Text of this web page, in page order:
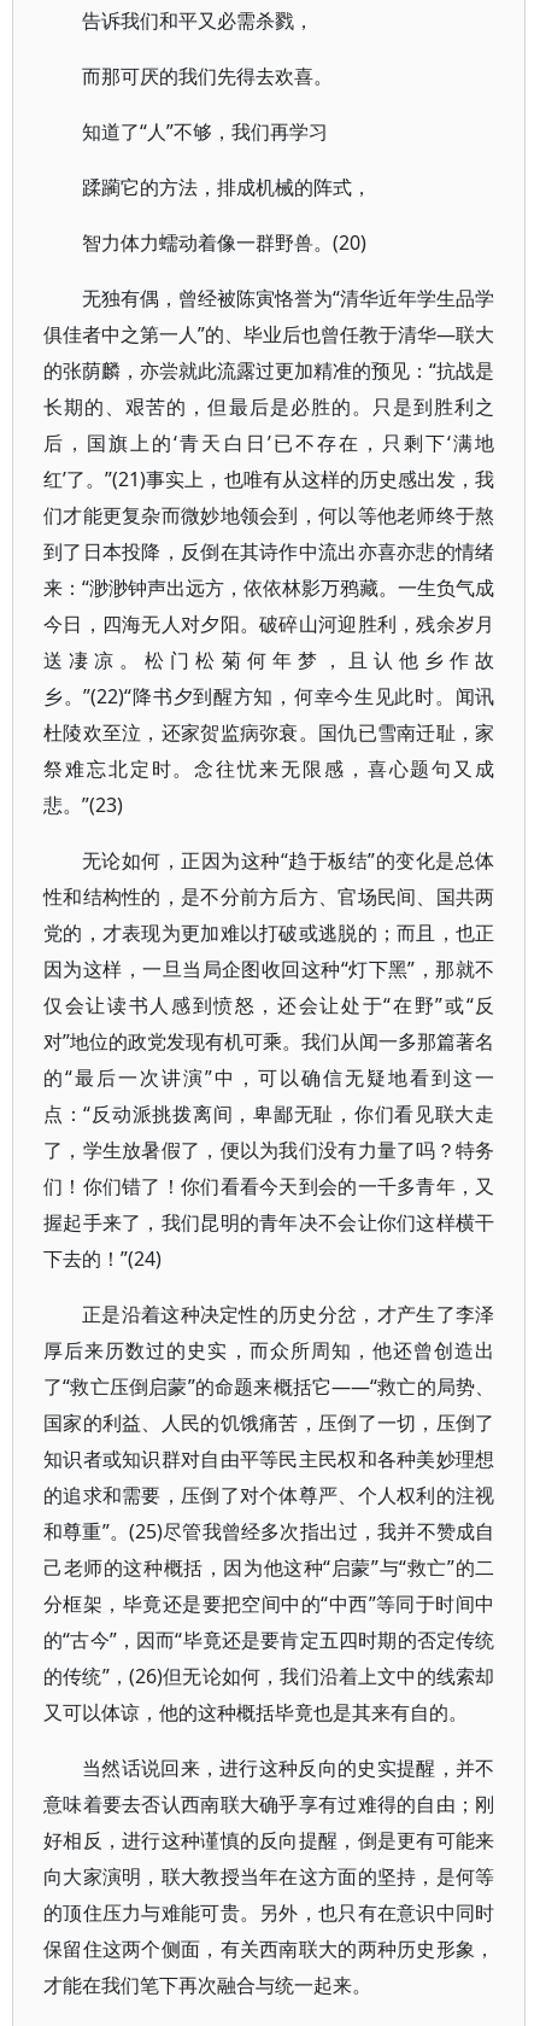
告诉我们和平又必需杀戮，
而那可厌的我们先得去欢喜。
知道了“人”不够，我们再学习
蹂躏它的方法，排成机械的阵式，
智力体力蠕动着像一群野兽。(20)
无独有偶，曾经被陈寅恪誉为“清华近年学生品学
俱佳者中之第一人”的、毕业后也曾任教于清华—联大
的张荫麟，亦尝就此流露过更加精准的预见：“抗战是
长期的、艰苦的，但最后是必胜的。只是到胜利之
后，国旗上的‘青天白日’已不存在，只剩下‘满地
红’了。”(21)事实上，也唯有从这样的历史感出发，我
们才能更复杂而微妙地领会到，何以等他老师终于熬
到了日本投降，反倒在其诗作中流出亦喜亦悲的情绪
来：“渺渺钟声出远方，依依林影万鸦藏。一生负气成
今日，四海无人对夕阳。破碎山河迎胜利，残余岁月
送凄凉。松门松菊何年梦，且认他乡作故
乡。”(22)“降书夕到醒方知，何幸今生见此时。闻讯
杜陵欢至泣，还家贺监病弥衰。国仇已雪南迁耻，家
祭难忘北定时。念往忧来无限感，喜心题句又成
悲。”(23)
无论如何，正因为这种“趋于板结”的变化是总体
性和结构性的，是不分前方后方、官场民间、国共两
党的，才表现为更加难以打破或逃脱的；而且，也正
因为这样，一旦当局企图收回这种“灯下黑”，那就不
仅会让读书人感到愤怒，还会让处于“在野”或“反
对”地位的政党发现有机可乘。我们从闻一多那篇著名
的“最后一次讲演”中，可以确信无疑地看到这一
点：“反动派挑拨离间，卑鄙无耻，你们看见联大走
了，学生放暑假了，便以为我们没有力量了吗？特务
们！你们错了！你们看看今天到会的一千多青年，又
握起手来了，我们昆明的青年决不会让你们这样横干
下去的！”(24)
正是沿着这种决定性的历史分岔，才产生了李泽
厚后来历数过的史实，而众所周知，他还曾创造出
了“救亡压倒启蒙”的命题来概括它——“救亡的局势、
国家的利益、人民的饥饿痛苦，压倒了一切，压倒了
知识者或知识群对自由平等民主民权和各种美妙理想
的追求和需要，压倒了对个体尊严、个人权利的注视
和尊重”。(25)尽管我曾经多次指出过，我并不赞成自
己老师的这种概括，因为他这种“启蒙”与“救亡”的二
分框架，毕竟还是要把空间中的“中西”等同于时间中
的“古今”，因而“毕竟还是要肯定五四时期的否定传统
的传统”，(26)但无论如何，我们沿着上文中的线索却
又可以体谅，他的这种概括毕竟也是其来有自的。
当然话说回来，进行这种反向的史实提醒，并不
意味着要去否认西南联大确乎享有过难得的自由；刚
好相反，进行这种谨慎的反向提醒，倒是更有可能来
向大家演明，联大教授当年在这方面的坚持，是何等
的顶住压力与难能可贵。另外，也只有在意识中同时
保留住这两个侧面，有关西南联大的两种历史形象，
才能在我们笔下再次融合与统一起来。